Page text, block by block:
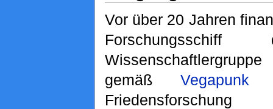
Vor über 20 Jahren
gemäß Vegapunk